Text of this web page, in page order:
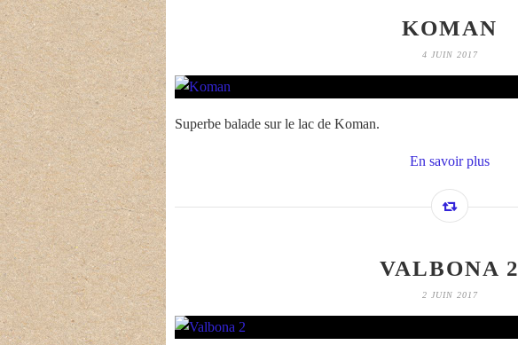
KOMAN
4 JUIN 2017
Superbe balade sur le lac de Koman.
En savoir plus
VALBONA 2
2 JUIN 2017